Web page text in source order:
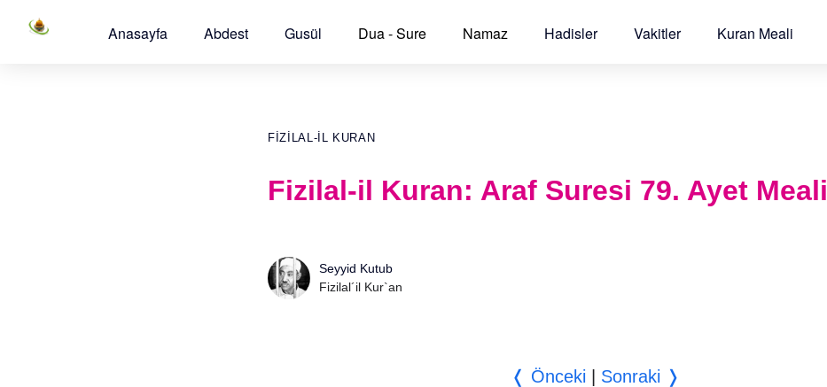
Anasayfa Abdest Gusül Dua - Sure Namaz Hadisler Vakitler Kuran Meali
FIZILAL-IL KURAN
Fizilal-il Kuran: Araf Suresi 79. Ayet Meali
Seyyid Kutub
Fizilal´il Kur`an
❬ Önceki | Sonraki ❭